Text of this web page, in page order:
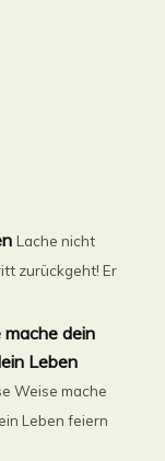
Lache nicht
zurückgeht! Er
mache dein
Leben
Weise mache
Leben feiern